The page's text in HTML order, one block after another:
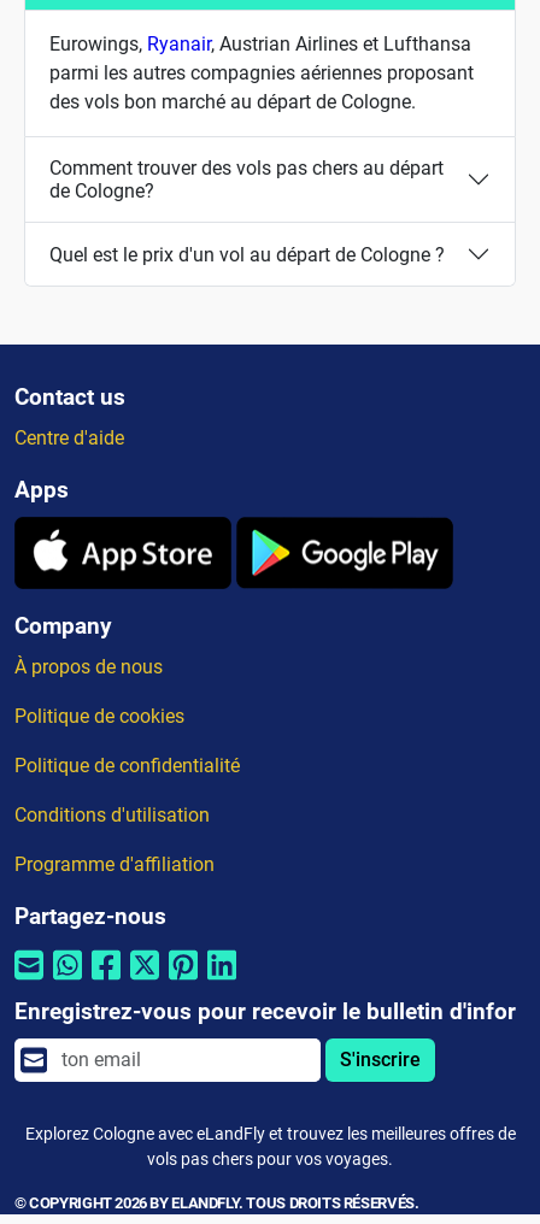
Eurowings, Ryanair, Austrian Airlines et Lufthansa
parmi les autres compagnies aériennes proposant
des vols bon marché au départ de Cologne.
Comment trouver des vols pas chers au départ
de Cologne?
Quel est le prix d'un vol au départ de Cologne ?
Contact us
Centre d'aide
Apps
Company
À propos de nous
Politique de cookies
Politique de confidentialité
Conditions d'utilisation
Programme d'affiliation
Partagez-nous
Enregistrez-vous pour recevoir le bulletin d'infor
S'inscrire
Explorez Cologne avec eLandFly et trouvez les meilleures offres de
vols pas chers pour vos voyages.
© COPYRIGHT 2026 BY ELANDFLY. TOUS DROITS RÉSERVÉS.